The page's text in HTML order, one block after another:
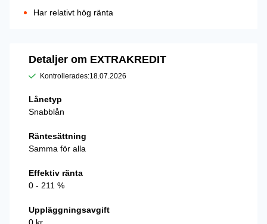
Har relativt hög ränta
Detaljer om EXTRAKREDIT
Kontrollerades:18.07.2026
Lånetyp
Snabblån
Räntesättning
Samma för alla
Effektiv ränta
0 - 211 %
Uppläggningsavgift